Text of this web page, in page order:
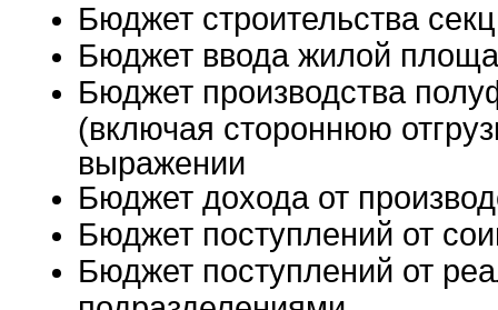
Бюджет строительства
Бюджет ввода жилой
Бюджет производства
(включая стороннюю
выражении
Бюджет дохода от
Бюджет поступлений от
Бюджет поступлений от